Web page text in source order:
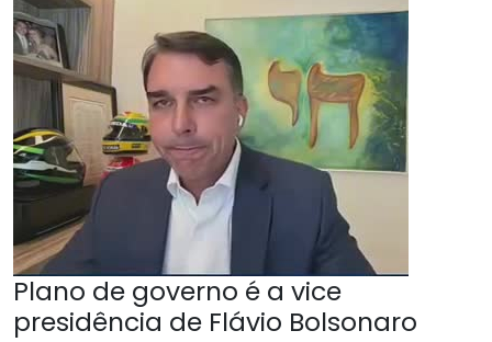
Plano de governo é a vice
presidência de Flávio Bolsonaro